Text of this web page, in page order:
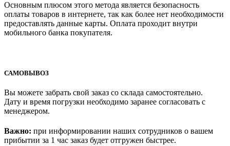
Основным плюсом этого метода является безопасность
оплаты товаров в интернете, так как более нет необходимости
предоставлять данные карты. Оплата проходит внутри
мобильного банка покупателя.
САМОВЫВОЗ
Вы можете забрать свой заказ со склада самостоятельно.
Дату и время погрузки необходимо заранее согласовать с
менеджером.
Важно: при информировании наших сотрудников о вашем
прибытии за 1 час заказ будет отгружен быстрее.